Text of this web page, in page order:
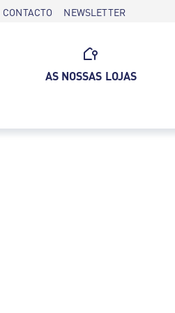
CONTACTO NEWSLETTER
AS NOSSAS LOJAS